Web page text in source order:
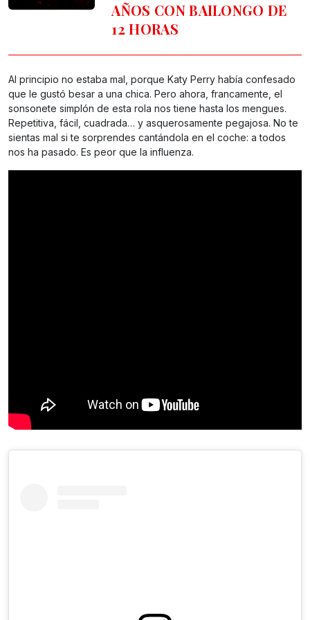
AÑOS CON BAILONGO DE
12 HORAS
Al principio no estaba mal, porque Katy Perry había confesado
que le gustó besar a una chica. Pero ahora, francamente, el
sonsonete simplón de esta rola nos tiene hasta los mengues.
Repetitiva, fácil, cuadrada… y asquerosamente pegajosa. No te
sientas mal si te sorprendes cantándola en el coche: a todos
nos ha pasado. Es peor que la influenza.